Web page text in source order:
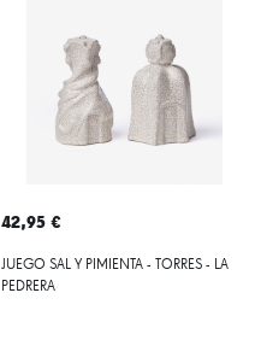
42,95 €
JUEGO SAL Y PIMIENTA - TORRES - LA
PEDRERA